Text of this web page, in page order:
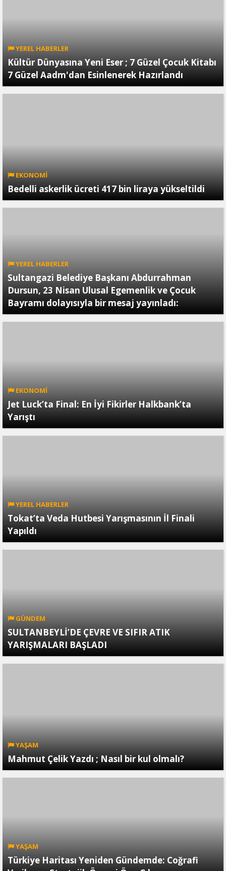
YEREL HABERLER
Kültür Dünyasına Yeni Eser ; 7 Güzel Çocuk Kitabı
7 Güzel Aadm'dan Esinlenerek Hazırlandı
EKONOMİ
Bedelli askerlik ücreti 417 bin liraya yükseltildi
YEREL HABERLER
Sultangazi Belediye Başkanı Abdurrahman
Dursun, 23 Nisan Ulusal Egemenlik ve Çocuk
Bayramı dolayısıyla bir mesaj yayınladı:
EKONOMİ
Jet Luck’ta Final: En İyi Fikirler Halkbank’ta
Yarıştı
YEREL HABERLER
Tokat’ta Veda Hutbesi Yarışmasının İl Finali
Yapıldı
GÜNDEM
SULTANBEYLİ’DE ÇEVRE VE SIFIR ATIK
YARIŞMALARI BAŞLADI
YAŞAM
Mahmut Çelik Yazdı ; Nasıl bir kul olmalı?
YAŞAM
Türkiye Haritası Yeniden Gündemde: Coğrafi